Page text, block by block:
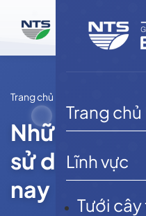
Trang chủ
Lĩnh vực
Tưới
dung
Trang chủ
Những
sử dụng
nay